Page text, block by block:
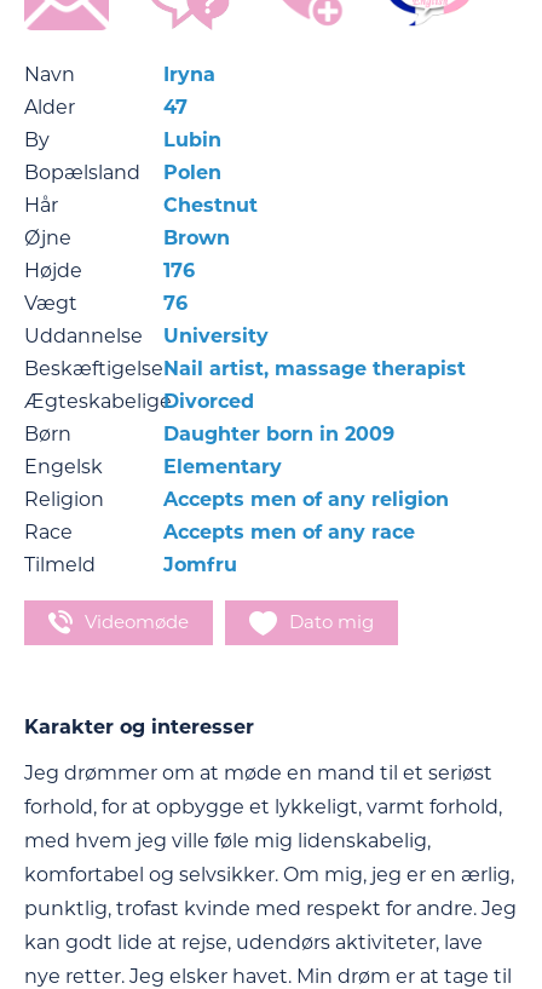
Navn
Iryna
Alder
47
By
Lubin
Bopælsland
Polen
Hår
Chestnut
Øjne
Brown
Højde
176
Vægt
76
Uddannelse
University
Beskæftigelse Nail artist, massage therapist
ÆgteskabeligeDivorced
Børn
Daughter born in 2009
Engelsk
Elementary
Religion
Accepts men of any religion
Race
Accepts men of any race
Tilmeld
Jomfru
Videomøde Dato mig
Karakter og interesser
Jeg drømmer om at møde en mand til et seriøst
forhold, for at opbygge et lykkeligt, varmt forhold,
med hvem jeg ville føle mig lidenskabelig,
komfortabel og selvsikker. Om mig, jeg er en ærlig,
punktlig, trofast kvinde med respekt for andre. Jeg
kan godt lide at rejse, udendørs aktiviteter, lave
nye retter. Jeg elsker havet. Min drøm er at tage til